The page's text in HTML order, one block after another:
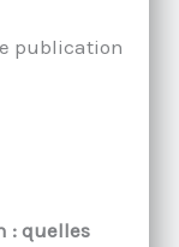
publication
: quelles